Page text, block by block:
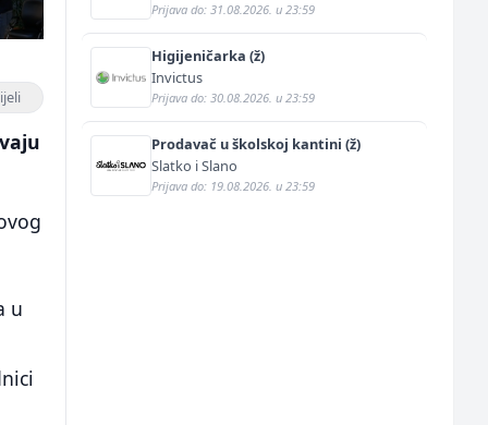
u
Prijava do: 31.08.2026. u 23:59
Higijeničarka (ž)
Invictus
Prijava do: 30.08.2026. u 23:59
Prodavač u školskoj kantini (ž)
Slatko i Slano
Prijava do: 19.08.2026. u 23:59